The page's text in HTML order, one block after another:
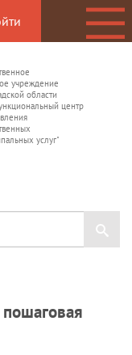
учреждение
области
центр
услуг"